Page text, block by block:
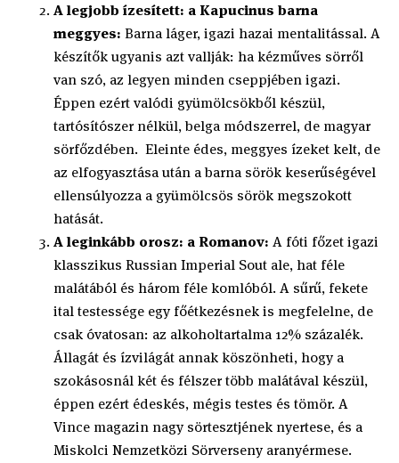
A legjobb ízesített: a Kapucinus barna
meggyes: Barna láger, igazi hazai mentalitással. A
készítők ugyanis azt vallják: ha kézműves sörről
van szó, az legyen minden cseppjében igazi.
Éppen ezért valódi gyümölcsökből készül,
tartósítószer nélkül, belga módszerrel, de magyar
sörfőzdében. Eleinte édes, meggyes ízeket kelt, de
az elfogyasztása után a barna sörök keserűségével
ellensúlyozza a gyümölcsös sörök megszokott
hatását.
A leginkább orosz: a Romanov: A fóti főzet igazi
klasszikus Russian Imperial Sout ale, hat féle
malátából és három féle komlóból. A sűrű, fekete
ital testessége egy főétkezésnek is megfelelne, de
csak óvatosan: az alkoholtartalma 12% százalék.
Állagát és ízvilágát annak köszönheti, hogy a
szokásosnál két és félszer több malátával készül,
éppen ezért édeskés, mégis testes és tömör. A
Vince magazin nagy sörtesztjének nyertese, és a
Miskolci Nemzetközi Sörverseny aranyérmese.